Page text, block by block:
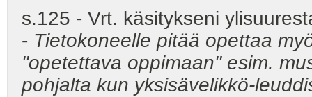
s.125 - Vrt. käsitykseni
- Tietokoneelle pitää opettaa
"opetettava oppimaan" esim.
pohjalta kun yksisävelikkö-